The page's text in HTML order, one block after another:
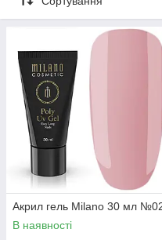
Акрил гель Milano 30 мл
В наявності